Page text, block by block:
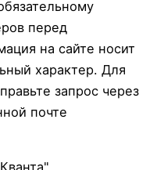
перед
на сайте носит
характер. Для
запрос через
почте